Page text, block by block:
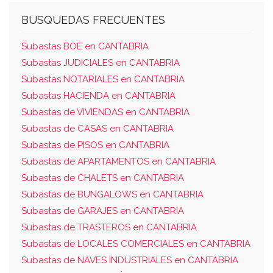
vivienda letra a de la planta primera del portal
su mismo portal.
BUSQUEDAS FRECUENTES
Subastas BOE en CANTABRIA
Subastas JUDICIALES en CANTABRIA
Subastas NOTARIALES en CANTABRIA
Subastas HACIENDA en CANTABRIA
Subastas de VIVIENDAS en CANTABRIA
Subastas de CASAS en CANTABRIA
Subastas de PISOS en CANTABRIA
Subastas de APARTAMENTOS en CANTABRIA
Subastas de CHALETS en CANTABRIA
Subastas de BUNGALOWS en CANTABRIA
Subastas de GARAJES en CANTABRIA
Subastas de TRASTEROS en CANTABRIA
Subastas de LOCALES COMERCIALES en CANTABRIA
Subastas de NAVES INDUSTRIALES en CANTABRIA